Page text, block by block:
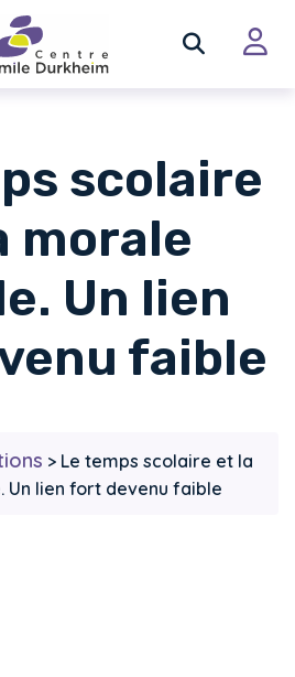
scolaire
morale
Un lien
faible
> Le temps scolaire et la
Un lien fort devenu faible